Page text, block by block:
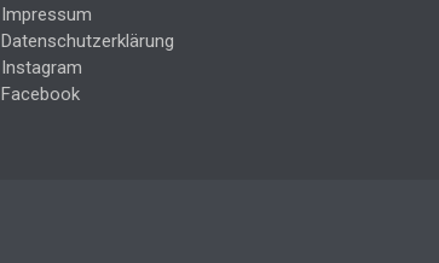
Impressum
Datenschutzerklärung
Instagram
Facebook